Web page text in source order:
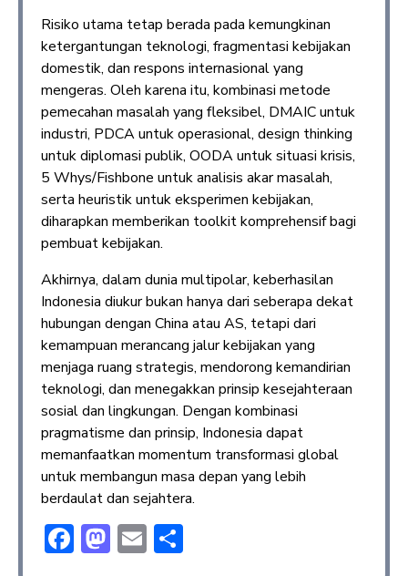
Risiko utama tetap berada pada kemungkinan
ketergantungan teknologi, fragmentasi kebijakan
domestik, dan respons internasional yang
mengeras. Oleh karena itu, kombinasi metode
pemecahan masalah yang fleksibel, DMAIC untuk
industri, PDCA untuk operasional, design thinking
untuk diplomasi publik, OODA untuk situasi krisis,
5 Whys/Fishbone untuk analisis akar masalah,
serta heuristik untuk eksperimen kebijakan,
diharapkan memberikan toolkit komprehensif bagi
pembuat kebijakan.
Akhirnya, dalam dunia multipolar, keberhasilan
Indonesia diukur bukan hanya dari seberapa dekat
hubungan dengan China atau AS, tetapi dari
kemampuan merancang jalur kebijakan yang
menjaga ruang strategis, mendorong kemandirian
teknologi, dan menegakkan prinsip kesejahteraan
sosial dan lingkungan. Dengan kombinasi
pragmatisme dan prinsip, Indonesia dapat
memanfaatkan momentum transformasi global
untuk membangun masa depan yang lebih
berdaulat dan sejahtera.
F M E